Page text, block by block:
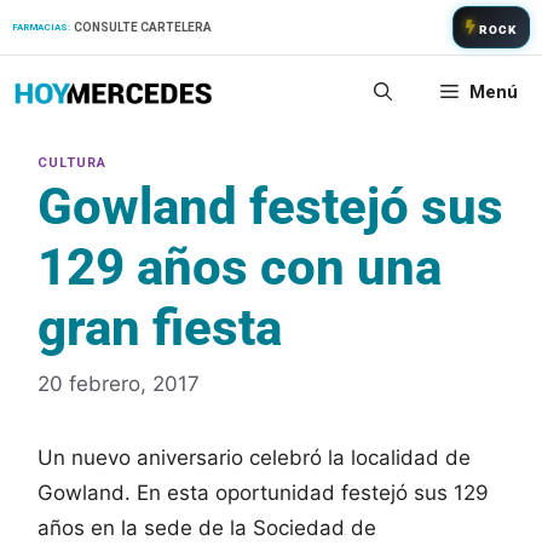
FARMACIAS: CONSULTE CARTELERA ROCK
Menú
Gowland festejó sus
129 años con una
gran fiesta
20 febrero, 2017
Un nuevo aniversario celebró la localidad de
Gowland. En esta oportunidad festejó sus 129
años en la sede de la Sociedad de